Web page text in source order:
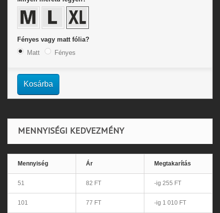
Fényes vagy matt fólia?
Matt
Fényes
Kosárba
MENNYISÉGI KEDVEZMÉNY
Mennyiség Ár Megtakarítás
51 82 FT -ig 255 FT
101 77 FT -ig 1 010 FT